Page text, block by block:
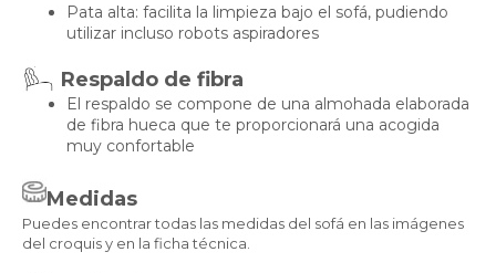
Pata alta: facilita la limpieza bajo el sofá, pudiendo
utilizar incluso robots aspiradores
Respaldo de fibra
El respaldo se compone de una almohada elaborada
de fibra hueca que te proporcionará una acogida
muy confortable
Medidas
Puedes encontrar todas las medidas del sofá en las imágenes
del croquis y en la ficha técnica.